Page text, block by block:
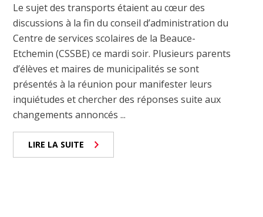
Le sujet des transports étaient au cœur des
discussions à la fin du conseil d’administration du
Centre de services scolaires de la Beauce-
Etchemin (CSSBE) ce mardi soir. Plusieurs parents
d’élèves et maires de municipalités se sont
présentés à la réunion pour manifester leurs
inquiétudes et chercher des réponses suite aux
changements annoncés ...
LIRE LA SUITE